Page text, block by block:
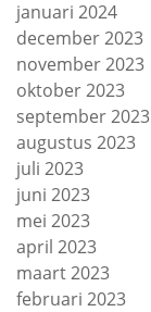
januari 2024
december 2023
november 2023
oktober 2023
september 2023
augustus 2023
juli 2023
juni 2023
mei 2023
april 2023
maart 2023
februari 2023